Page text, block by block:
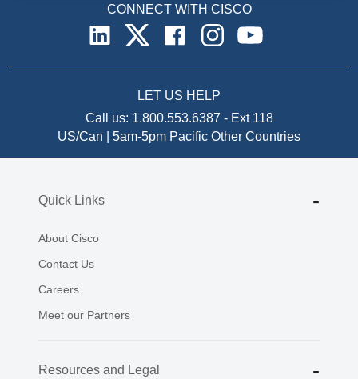
CONNECT WITH CISCO
LET US HELP
Call us: 1.800.553.6387 - Ext 118
US/Can | 5am-5pm Pacific Other Countries